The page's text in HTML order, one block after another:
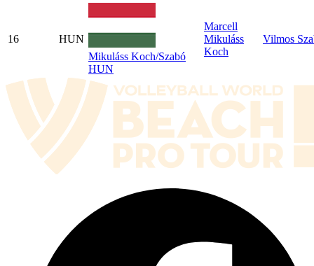
16
HUN
Mikuláss Koch/Szabó
HUN
Marcell
Mikuláss
Koch
Vilmos